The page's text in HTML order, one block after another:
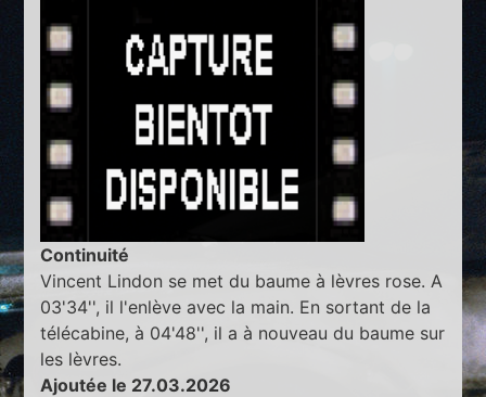
Continuité
Vincent Lindon se met du baume à lèvres rose. A
03'34'', il l'enlève avec la main. En sortant de la
télécabine, à 04'48'', il a à nouveau du baume sur
les lèvres.
Ajoutée le 27.03.2026